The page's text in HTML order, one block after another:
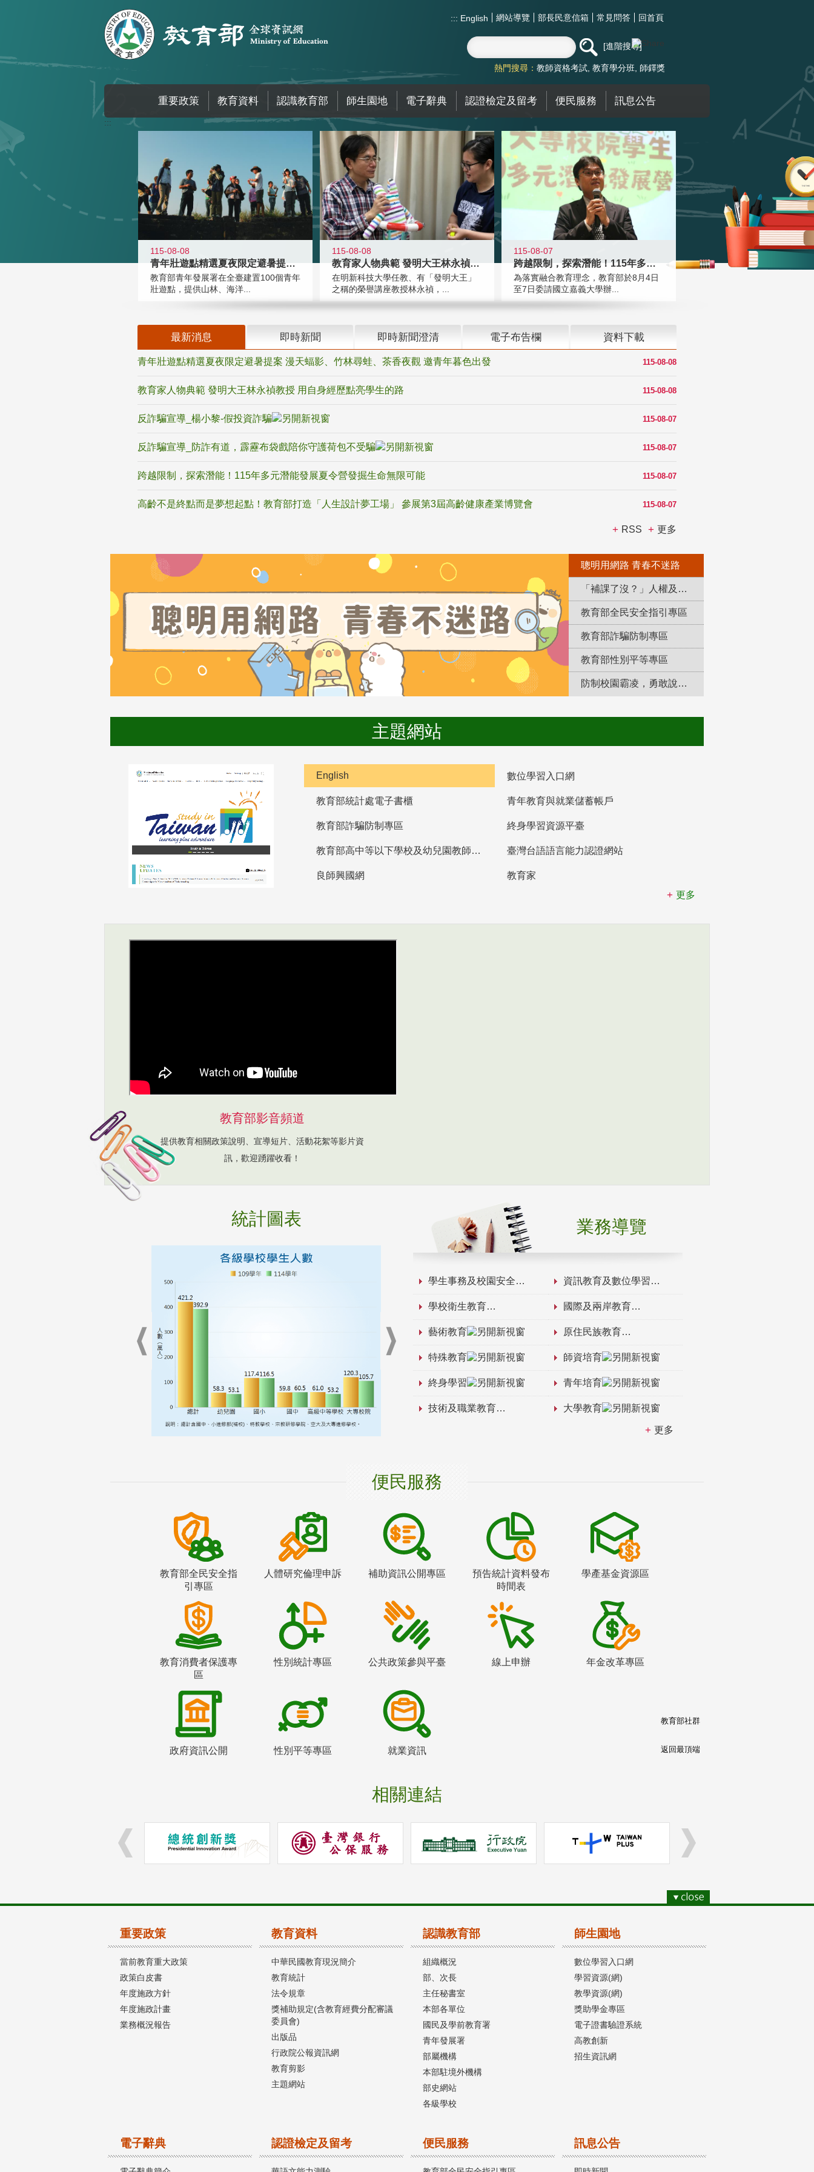
::: English 網站導覽 部長民意信箱 常見問答 回首頁
進階搜尋
熱門搜尋： 教師資格考試 教育學分班 師鐸獎
重要政策 教育資料 認識教育部 師生園地 電子辭典 認證檢定及留考 便民服務 訊息公告
:::
115-08-08
青年壯遊點精選夏夜限定避暑提案 漫
教育部青年發展署在全臺建置100個青年
壯遊點，提供山林、海洋...
115-08-08
教育家人物典範 發明大王林永禎教授
在明新科技大學任教、有「發明大王」
之稱的榮譽講座教授林永禎，...
115-08-07
跨越限制，探索潛能！115年多元潛
為落實融合教育理念，教育部於8月4日
至7日委請國立嘉義大學辦...
最新消息 即時新聞 即時新聞澄清 電子布告欄 資料下載
115-08-08
青年壯遊點精選夏夜限定避暑提案 漫天蝠影、竹林尋蛙、茶香夜觀 邀青年暮色出發
115-08-08
教育家人物典範 發明大王林永禎教授 用自身經歷點亮學生的路
115-08-07
反詐騙宣導_楊小黎-假投資詐騙
115-08-07
反詐騙宣導_防詐有道，霹靂布袋戲陪你守護荷包不受騙
115-08-07
跨越限制，探索潛能！115年多元潛能發展夏令營發掘生命無限可能
115-08-07
高齡不是終點而是夢想起點！教育部打造「人生設計夢工場」 參展第3屆高齡健康產業博覽會
RSS 更多
聰明用網路 青春不迷路
「補課了沒？」人權及轉型正義教育專區
教育部全民安全指引專區
教育部詐騙防制專區
教育部性別平等專區
防制校園霸凌，勇敢說出來！
主題網站
English 數位學習入口網
教育部統計處電子書櫃 青年教育與就業儲蓄帳戶
教育部詐騙防制專區 終身學習資源平臺
教育部高中等以下學校及幼兒園教師資格檢定考試 臺灣台語語言能力認證網站
良師興國網
教育家
更多
教育部影音頻道
提供教育相關政策說明、宣導短片、活動花絮等影片資
訊，歡迎踴躍收看！
統計圖表 業務導覽
學生事務及校園安全 資訊教育及數位學習
學校衛生教育 國際及兩岸教育
藝術教育 原住民族教育
特殊教育 師資培育
終身學習 青年培育
技術及職業教育 大學教育
更多
便民服務
教育部全民安全指
引專區
人體研究倫理申訴 補助資訊公開專區
預告統計資料發布
時間表
學產基金資源區
教育消費者保護專
區
性別統計專區 公共政策參與平臺 線上申辦 年金改革專區
政府資訊公開 性別平等專區 就業資訊
相關連結
教育部社群
返回最頂端
重要政策
當前教育重大政策
政策白皮書
年度施政方針
年度施政計畫
業務概況報告
教育資料
中華民國教育現況簡介
教育統計
法令規章
獎補助規定(含教育經費分配審議
委員會)
出版品
行政院公報資訊網
教育剪影
主題網站
認識教育部
組織概況
部、次長
主任秘書室
本部各單位
國民及學前教育署
青年發展署
部屬機構
本部駐境外機構
部史網站
各級學校
師生園地
數位學習入口網
學習資源(網)
教學資源(網)
獎助學金專區
電子證書驗證系統
高教創新
招生資訊網
電子辭典 認證檢定及留考 便民服務 訊息公告